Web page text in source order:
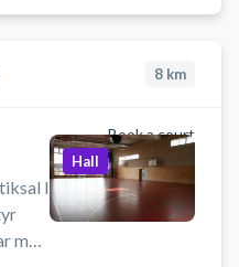
8 km
Book a court
I
mål
Hall